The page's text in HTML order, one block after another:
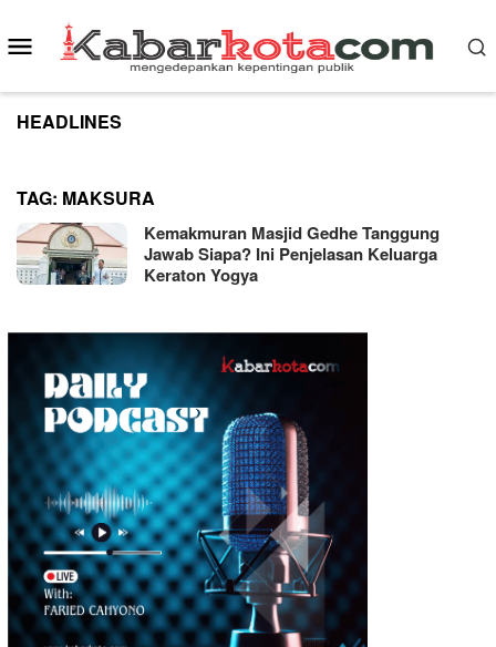
to
content
Mobile
Menu
HEADLINES
TAG: MAKSURA
Kemakmuran Masjid Gedhe Tanggung
Jawab Siapa? Ini Penjelasan Keluarga
Keraton Yogya